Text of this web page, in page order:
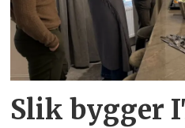
Slik bygger